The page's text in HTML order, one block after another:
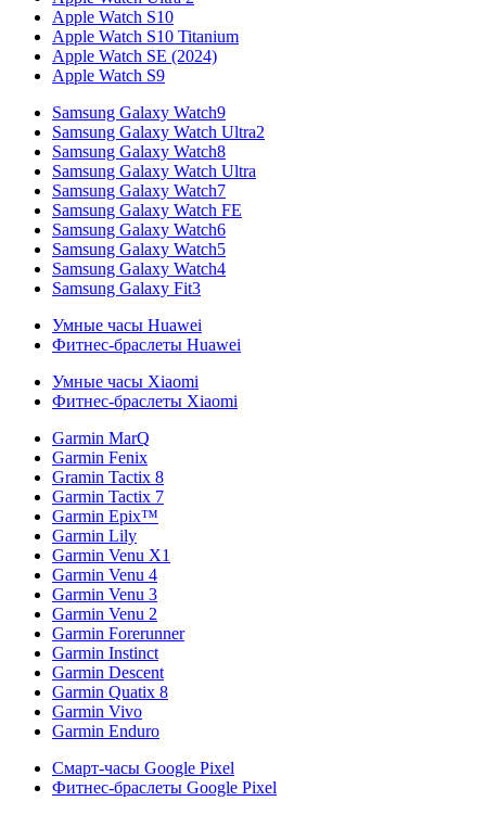
Apple Watch S10
Apple Watch S10 Titanium
Apple Watch SE (2024)
Apple Watch S9
Samsung Galaxy Watch9
Samsung Galaxy Watch Ultra2
Samsung Galaxy Watch8
Samsung Galaxy Watch Ultra
Samsung Galaxy Watch7
Samsung Galaxy Watch FE
Samsung Galaxy Watch6
Samsung Galaxy Watch5
Samsung Galaxy Watch4
Samsung Galaxy Fit3
Умные часы Huawei
Фитнес-браслеты Huawei
Умные часы Xiaomi
Фитнес-браслеты Xiaomi
Garmin MarQ
Garmin Fenix
Gramin Tactix 8
Garmin Tactix 7
Garmin Epix™
Garmin Lily
Garmin Venu X1
Garmin Venu 4
Garmin Venu 3
Garmin Venu 2
Garmin Forerunner
Garmin Instinct
Garmin Descent
Garmin Quatix 8
Garmin Vivo
Garmin Enduro
Смарт-часы Google Pixel
Фитнес-браслеты Google Pixel